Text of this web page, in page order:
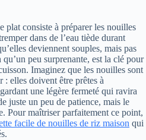
plat consiste à préparer les nouilles
dans de l’eau tiède durant
deviennent souples, mais pas
peu surprenante, est la clé pour
Imaginez que les nouilles sont
: elles doivent être prêtes à
une légère fermeté qui ravira
juste un peu de patience, mais le
Pour maîtriser parfaitement ce point,
facile de nouilles de riz maison qui